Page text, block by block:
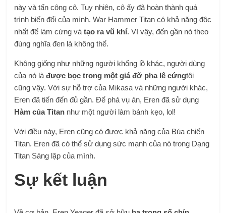
này và tấn công cô. Tuy nhiên, cô ấy đã hoàn thành quá
trình biến đổi của mình. War Hammer Titan có khả năng độc
nhất để làm cứng vàtạo ra vũ khí. Vì vậy, đến gần nó theo
đúng nghĩa đen là không thể.
Không giống như những người khổng lồ khác, người dùng
của nó làđược bọc trong một giá đỡ pha lê cứngtôi
cũng vậy. Với sự hỗ trợ của Mikasa và những người khác,
Eren đã tiến đến đủ gần. Để phá vụ án, Eren đã sử dụng
Hàm của Titan như một người làm bánh kẹo, lol!
Với điều này, Eren cũng có được khả năng của Búa chiến
Titan. Eren đã có thể sử dụng sức mạnh của nó trong Dạng
Titan Sáng lập của mình.
Sự kết luận